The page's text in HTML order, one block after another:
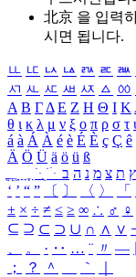
北京 을 입력
시면 됩니다.
ㅥ ㅦ ㅧ ㅨ ㅩ ㅪ ㅫ
ㅺ ㅻ ㅼ ㅽ ㅾ ㅿ ㆀ
Α Β ΓΔ Ε Ζ Η Θ Ι Κ
θ ι κ λ μ ν ξ ο π ρ σ τ
á à Á À é è É È ç Ç ê
Ä Ö Ü ä ö ü ß
ִֶֹ ֻּ ׁׂ ץ ת צ מ נ ה ב
‘ ’ “ ” 〔 〕 〈 〉 「
± × ÷ ≠ ≤ ≥ ∞ ∴ ♂ ♀
⊆ ⊇ ⊂ ⊃ ∪ ∩ ∧ ∨
、
。 · ‥ … ¨ 〃 ―
；
？ ＾ ｀